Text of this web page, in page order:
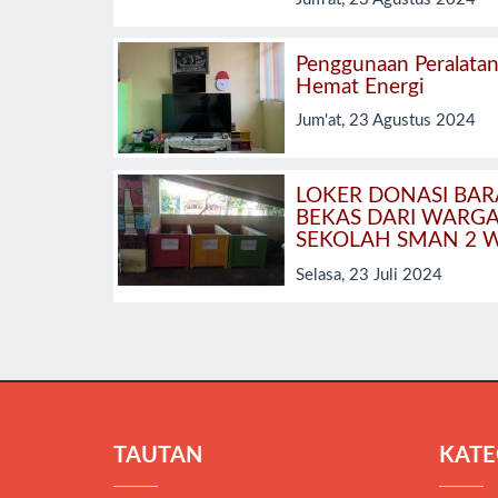
Penggunaan Peralatan
Hemat Energi
Jum'at, 23 Agustus 2024
LOKER DONASI
BEKAS DARI WARGA
SEKOLAH SMAN 2
Selasa, 23 Juli 2024
TAUTAN